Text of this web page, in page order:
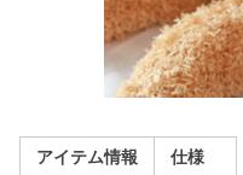
アイテム情報 仕様